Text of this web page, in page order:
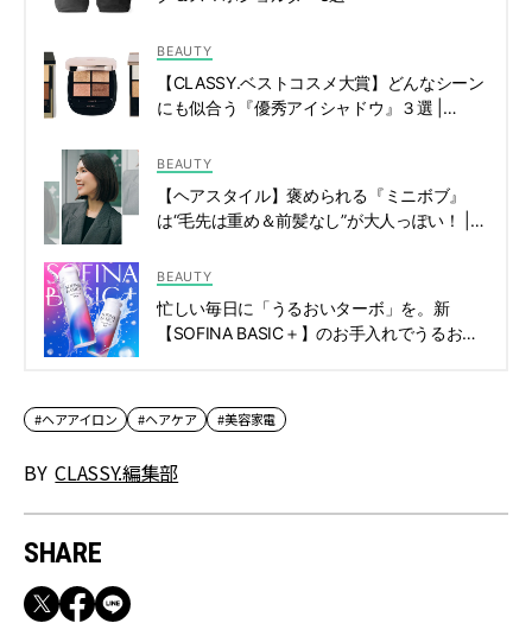
BEAUTY
【CLASSY.ベストコスメ大賞】どんなシーン
にも似合う『優秀アイシャドウ』３選 |
BEAUTY
【ヘアスタイル】褒められる『ミニボブ』
は“毛先は重め＆前髪なし”が大人っぽい！ |
BEAUTY
忙しい毎日に「うるおいターボ」を。新
【SOFINA BASIC＋】のお手入れでうるおっ
#ヘアアイロン #ヘアケア #美容家電
BY CLASSY.編集部
SHARE